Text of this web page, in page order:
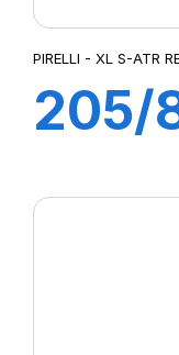
PIRELLI - XL S-ATR
205/